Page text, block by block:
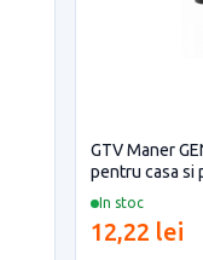
In stoc
GTV Maner
pentru casa si
12,22 lei